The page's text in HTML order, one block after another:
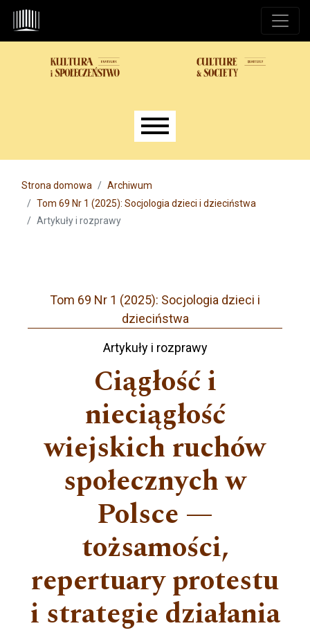
Przejdź do głównego menu
Przejdź do sekcji głównej
Przejdź do stopki
Main menu
Strona domowa
Archiwum
Tom 69 Nr 1 (2025): Socjologia dzieci i dzieciństwa
Artykuły i rozprawy
Tom 69 Nr 1 (2025): Socjologia dzieci i
dzieciństwa
Artykuły i rozprawy
Ciągłość i
nieciągłość
wiejskich ruchów
społecznych w
Polsce —
tożsamości,
repertuary protestu
i strategie działania